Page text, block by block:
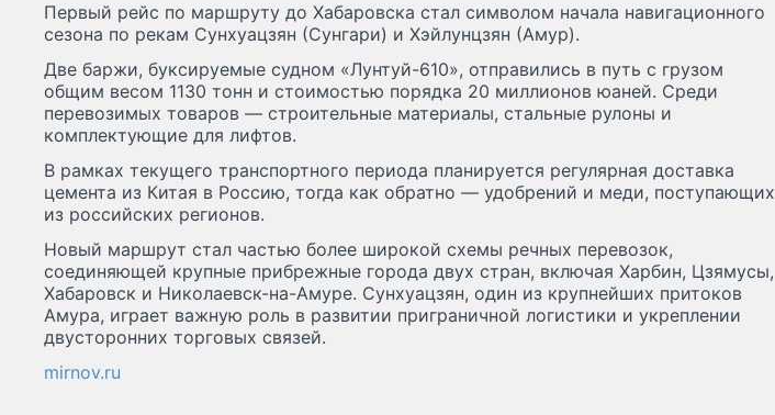
Первый рейс по маршруту до Хабаровска стал символом начала навигационного
сезона по рекам Сунхуацзян (Сунгари) и Хэйлунцзян (Амур).
Две баржи, буксируемые судном «Лунтуй-610», отправились в путь с грузом
общим весом 1130 тонн и стоимостью порядка 20 миллионов юаней. Среди
перевозимых товаров — строительные материалы, стальные рулоны и
комплектующие для лифтов.
В рамках текущего транспортного периода планируется регулярная доставка
цемента из Китая в Россию, тогда как обратно — удобрений и меди, поступающих
из российских регионов.
Новый маршрут стал частью более широкой схемы речных перевозок,
соединяющей крупные прибрежные города двух стран, включая Харбин, Цзямусы,
Хабаровск и Николаевск-на-Амуре. Сунхуацзян, один из крупнейших притоков
Амура, играет важную роль в развитии приграничной логистики и укреплении
двусторонних торговых связей.
mirnov.ru